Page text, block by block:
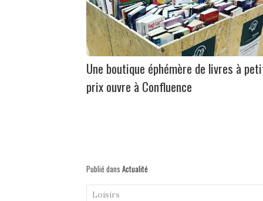
Une boutique éphémère de livres à
prix ouvre à Confluence
Publié dans Actualité
Loisirs